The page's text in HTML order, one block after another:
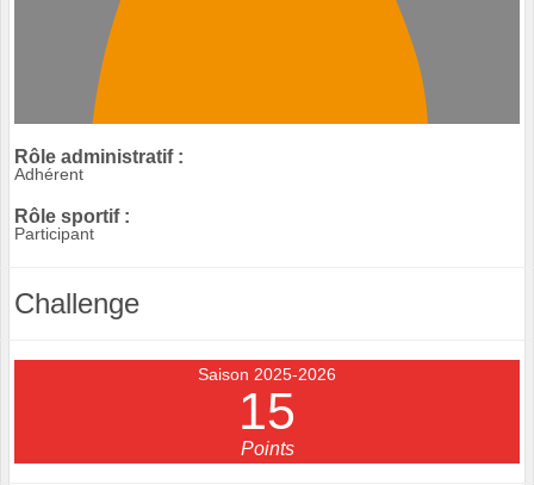
Rôle administratif :
Adhérent
Rôle sportif :
Participant
Challenge
Saison 2025-2026
15
Points